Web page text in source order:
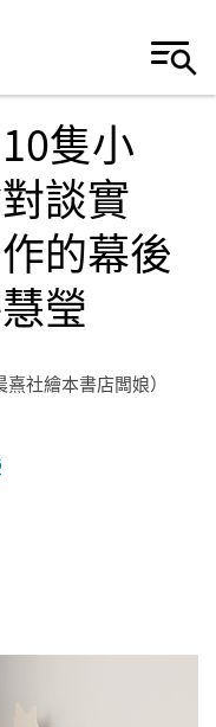
隻小
談實
的幕後
瑩
熹社繪本書店闆娘